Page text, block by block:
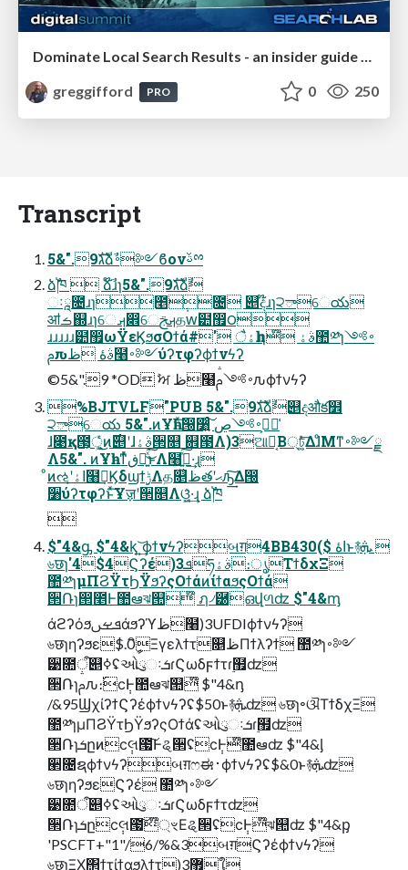
Dominate Local Search Results - an insider guide to GBP, reviews, and Local SEO
greggifford
PRO 0 250
Transcript
5&".9גࣜձࣾ࠾༻ϐονࢿྉ
ձࣾ֓ཁ  ձ໊ࣾɹɿ5&".9גࣜձࣾ
ઃཱ೔ɹɿ೥݄೔ ୅ද໊ɹɿ੨ాେయ
ॴࡏ஍ɹɿେࡕ෎େࡕࢢதԝ۠๺඿౦
ɹɹɹɹɹ๺඿ωΫεϏϧσΟϯά#' ैۀһɹɿ໊ ࣄۀ಺༰ɿ࠾༻
ࢧԉࣄۀ ظ໨࠾༻ύʔτφʔϕϯνϟʔ
©5&".9 *OD ࣸਅ ظ໨࠾༻ࢧԉϕϯνϟʔ
%BJTVLF"PUB 5&".9גࣜձࣾ୅දऔక໾
੨ాେయ 5&".ͷҰһͱͯ͠൐૸͍ͨ͠ ࠾༻ڝ߹͕૿͑
ɺ೉қ౓্͕͕͖ͬͯͨ͜ͷ࣌୅ʹɺࣄۀ੒௕ ଎౓Λ)3ଆ໘͔Β্ঢ͍͚ͤͯ͞ΔɺͦΜͳ࠾༻ྗ
Λ5&". ͷҰһͱͳͬͯڧԽ͍ͯ͘͜͠ͱΛ໨ࢦ͍͖ͯ͠·͢ɻ
ͦͷઌʹاۀ͕໨ࢦ͢Ϗδϣϯ࣮ݱΛத௕ظతʹޙԡ͢͠Δ൐
૸ύʔτφʔͱͯ͠Ұॹʹ੒௕Λଓ͚͍͖ͯ·͢ɻ ձࣾ֓ཁ

$"4&ᶃ $"4&ᶄ ͍͢͝ϕϯνϟʔબग़4BB4اۀ $)30ͱ࿈ܞ 
৬छɿ'4$4Ϛʔέ)3ܦཧࣄۀ։ൃΤϯδχΞ
಺༰ɿμΠϨΫτϦΫϧʔςΟϯάͷίϯαϧςΟϯά
੒Ռɿ൒೥Ͱ಺ఆঝ୚໊ ฦ৴཰ഒվળʣ $"4&ᶆ
άϩʔόϧܦࡁࢽάϧʔϓظ໨)3UFDIϕϯνϟʔ
৬छɿηʔϧε$.0ީิΞγελϯτ௕ظΠϯλʔϯ ಺༰ɿ࠾༻
੹೚ऀ୅ߦʢઓུઃܭɾϚωδϝϯτɾ࣮຿ʣ
੒Ռɿࢧԉ։࢝ϲ݄Ͱ಺ఆঝ୚໊ $"4&ᶇ
/&95ϢχίʔϯϚʔέϕϯνϟʔʢ$50ͱ࿈ܞʣ ৬छɿ৽ଔΤϯδχΞ
಺༰ɿμΠϨΫτϦΫϧʔςΟϯάʢઓུઃܭɾ࣮຿ʣ
੒Ռɿܭըͷϲ݄લ౗͠Ͱୡ੒ʢϲ݄Ͱ໊಺ఆʣ $"4&ᶅ
੢೔ຊϕϯνϟʔબग़ෆಈ࢈ϕϯνϟʔʢ$&0ͱ࿈ܞʣ
৬छɿηʔϧεϚʔέ ಺༰ɿ࠾༻
੹೚ऀ୅ߦʢઓུઃܭɾϚωδϝϯτʣ
੒Ռɿܭըϲ݄લ౗͠্໊ৼΕୡ੒ʢϲ݄Ͱ໊ঝ୚ʣ $"4&ᶈ
'PSCFT+"1"/6/%&3બग़Ϛʔέϕϯνϟʔ
৬छɿΞΧ΢ϯτίϯαϧλϯτ)3޿ใ